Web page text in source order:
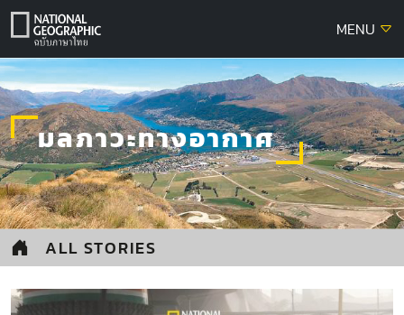
Skip
MENU
มลภาวะทางอากาศ
ALL STORIES